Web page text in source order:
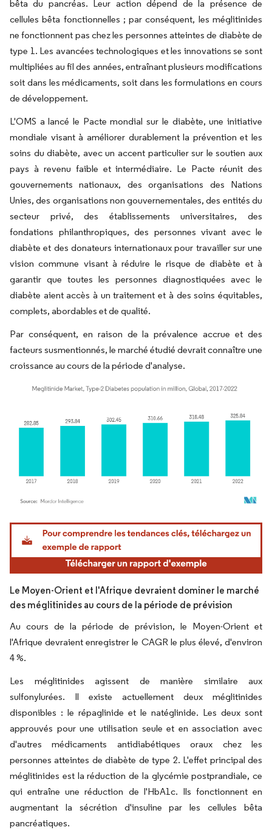
bêta du pancréas. Leur action dépend de la présence de
cellules bêta fonctionnelles ; par conséquent, les méglitinides
ne fonctionnent pas chez les personnes atteintes de diabète de
type 1. Les avancées technologiques et les innovations se sont
multipliées au fil des années, entraînant plusieurs modifications
soit dans les médicaments, soit dans les formulations en cours
de développement.
L'OMS a lancé le Pacte mondial sur le diabète, une initiative
mondiale visant à améliorer durablement la prévention et les
soins du diabète, avec un accent particulier sur le soutien aux
pays à revenu faible et intermédiaire. Le Pacte réunit des
gouvernements nationaux, des organisations des Nations
Unies, des organisations non gouvernementales, des entités du
secteur privé, des établissements universitaires, des
fondations philanthropiques, des personnes vivant avec le
diabète et des donateurs internationaux pour travailler sur une
vision commune visant à réduire le risque de diabète et à
garantir que toutes les personnes diagnostiquées avec le
diabète aient accès à un traitement et à des soins équitables,
complets, abordables et de qualité.
Par conséquent, en raison de la prévalence accrue et des
facteurs susmentionnés, le marché étudié devrait connaître une
croissance au cours de la période d'analyse.
Image © Mordor Intelligence. La réutilisation nécessite une attribution sous CC BY
Le Moyen-Orient et l'Afrique devraient dominer le marché
des méglitinides au cours de la période de prévision
Au cours de la période de prévision, le Moyen-Orient et
l'Afrique devraient enregistrer le CAGR le plus élevé, d'environ
4 %.
Les méglitinides agissent de manière similaire aux
sulfonylurées. Il existe actuellement deux méglitinides
disponibles : le répaglinide et le natéglinide. Les deux sont
approuvés pour une utilisation seule et en association avec
d'autres médicaments antidiabétiques oraux chez les
personnes atteintes de diabète de type 2. L'effet principal des
méglitinides est la réduction de la glycémie postprandiale, ce
qui entraîne une réduction de l'HbA1c. Ils fonctionnent en
augmentant la sécrétion d'insuline par les cellules bêta
pancréatiques.